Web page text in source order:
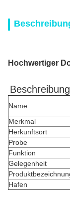
Hochwertiger
Beschreibung
Name
Merkmal
Herkunftsort
Probe
Funktion
Gelegenheit
Hafen